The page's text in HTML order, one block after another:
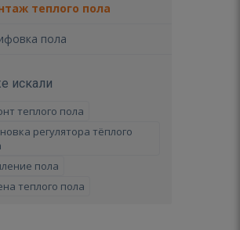
теплого пола
пола
искали
теплого пола
регулятора тёплого
пола
теплого пола